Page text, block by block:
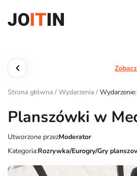
treści
Funkcjonalność
Kontakt
Strona główna / Wydarzenia /
Planszówki w
Utworzone przezModerator
Kategoria:Rozrywka/Eurogry/Gry